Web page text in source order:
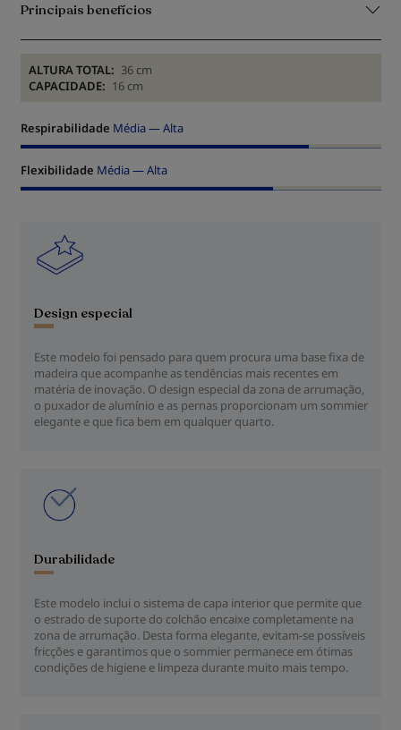
Principais benefícios
ALTURA TOTAL: 36 cm
CAPACIDADE: 16 cm
Respirabilidade Média — Alta
Flexibilidade Média — Alta
Design especial
Este modelo foi pensado para quem procura uma base fixa de
madeira que acompanhe as tendências mais recentes em
matéria de inovação. O design especial da zona de arrumação,
o puxador de alumínio e as pernas proporcionam um sommier
elegante e que fica bem em qualquer quarto.
Durabilidade
Este modelo inclui o sistema de capa interior que permite que
o estrado de suporte do colchão encaixe completamente na
zona de arrumação. Desta forma elegante, evitam-se possíveis
fricções e garantimos que o sommier permanece em ótimas
condições de higiene e limpeza durante muito mais tempo.